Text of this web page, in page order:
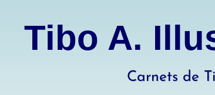
Tibo A.
Carnets de